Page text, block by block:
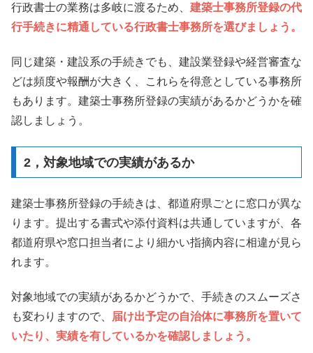
行政書士の業務は多岐に渡るため、 建築士事務所登録の代
行手続きに精通している行政書士事務所を選びましょう。
同じ建築・建設系の手続きでも、建設業登録や経営審査な
どは頻度や報酬が大きく、これらを得意としている事務所
もあります。建築士事務所登録の実績があるかどうかを確
認しましょう。
2，対象地域での実績があるか
建築士事務所登録の手続きは、都道府県ごとに窓口が異な
ります。提出する書式や添付資料は共通していますが、各
都道府県や窓口担当者により細かい指摘内容に相違が見ら
れます。
対象地域での実績があるかどうかで、手続きのスムーズさ
も変わりますので、
届け出予定の自治体に事務所を置いて
いたり、実績を有しているかを確認しましょう。